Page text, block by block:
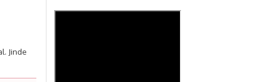
Jinde